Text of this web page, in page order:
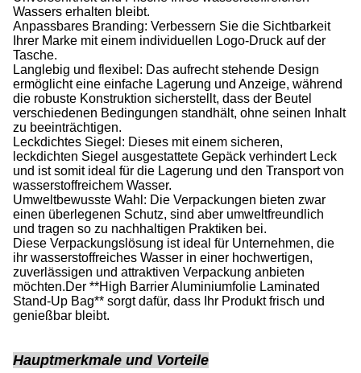
Wassers erhalten bleibt.
Anpassbares Branding: Verbessern Sie die Sichtbarkeit
Ihrer Marke mit einem individuellen Logo-Druck auf der
Tasche.
Langlebig und flexibel: Das aufrecht stehende Design
ermöglicht eine einfache Lagerung und Anzeige, während
die robuste Konstruktion sicherstellt, dass der Beutel
verschiedenen Bedingungen standhält, ohne seinen Inhalt
zu beeinträchtigen.
Leckdichtes Siegel: Dieses mit einem sicheren,
leckdichten Siegel ausgestattete Gepäck verhindert Leck
und ist somit ideal für die Lagerung und den Transport von
wasserstoffreichem Wasser.
Umweltbewusste Wahl: Die Verpackungen bieten zwar
einen überlegenen Schutz, sind aber umweltfreundlich
und tragen so zu nachhaltigen Praktiken bei.
Diese Verpackungslösung ist ideal für Unternehmen, die
ihr wasserstoffreiches Wasser in einer hochwertigen,
zuverlässigen und attraktiven Verpackung anbieten
möchten.Der **High Barrier Aluminiumfolie Laminated
Stand-Up Bag** sorgt dafür, dass Ihr Produkt frisch und
genießbar bleibt.
Hauptmerkmale und Vorteile